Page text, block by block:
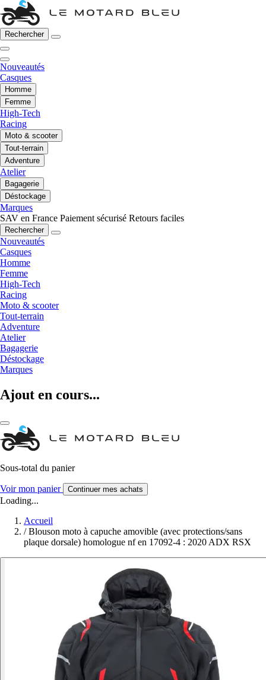
Rechercher
Nouveautés
Casques
Homme
Femme
High-Tech
Racing
Moto & scooter
Tout-terrain
Adventure
Atelier
Bagagerie
Déstockage
Marques
SAV en France Paiement sécurisé Retours faciles
Rechercher
Nouveautés
Casques
Homme
Femme
High-Tech
Racing
Moto & scooter
Tout-terrain
Adventure
Atelier
Bagagerie
Déstockage
Marques
Ajout en cours...
Sous-total du panier
Voir mon panier Continuer mes achats
Loading...
Accueil
/ Blouson moto à capuche amovible (avec protections/sans
plaque dorsale) homologue nf en 17092-4 : 2020 ADX RSX